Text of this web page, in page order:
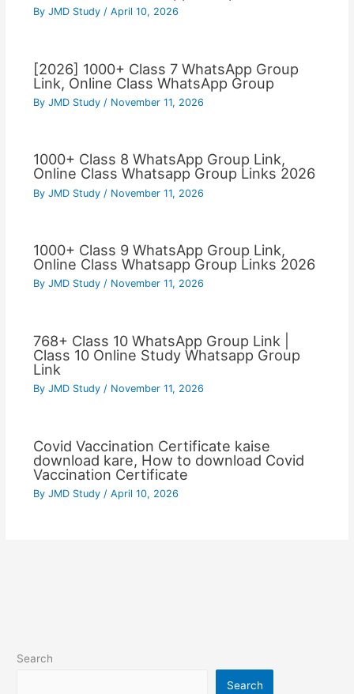
By JMD Study / April 10, 2026
[2026] 1000+ Class 7 WhatsApp Group
Link, Online Class WhatsApp Group
By JMD Study / November 11, 2026
1000+ Class 8 WhatsApp Group Link,
Online Class Whatsapp Group Links 2026
By JMD Study / November 11, 2026
1000+ Class 9 WhatsApp Group Link,
Online Class Whatsapp Group Links 2026
By JMD Study / November 11, 2026
768+ Class 10 WhatsApp Group Link |
Class 10 Online Study Whatsapp Group
Link
By JMD Study / November 11, 2026
Covid Vaccination Certificate kaise
download kare, How to download Covid
Vaccination Certificate
By JMD Study / April 10, 2026
Search
Search